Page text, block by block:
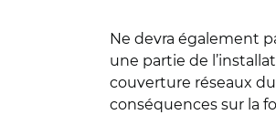
Ne devra également
une partie de
couverture réseaux
conséquences sur la